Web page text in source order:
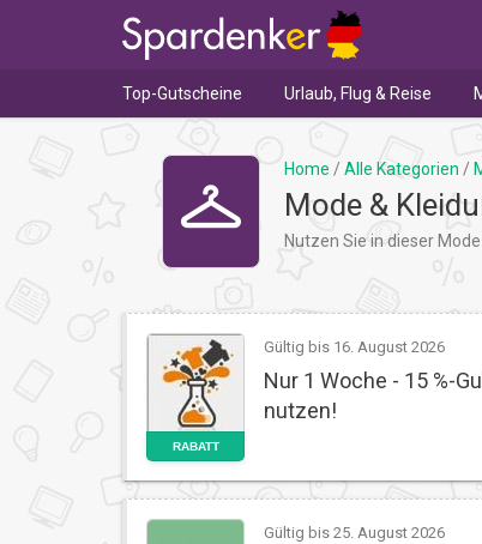
Top-Gutscheine Urlaub, Flug & Reise
Home / Alle Kategorien /
Mode &
Nutzen Sie in dieser
RABATT
Gültig bis 16. August 2026
Nur 1 Woche - 15 %-
nutzen!
Gültig bis 25. August 2026